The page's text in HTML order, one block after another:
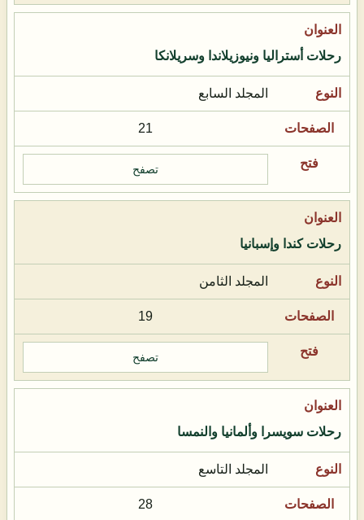
رحلات أستراليا ونيوزيلاندا وسريلانكا
المجلد السابع
21
تصفح
رحلات كندا وإسبانيا
المجلد الثامن
19
تصفح
رحلات سويسرا وألمانيا والنمسا
المجلد التاسع
28